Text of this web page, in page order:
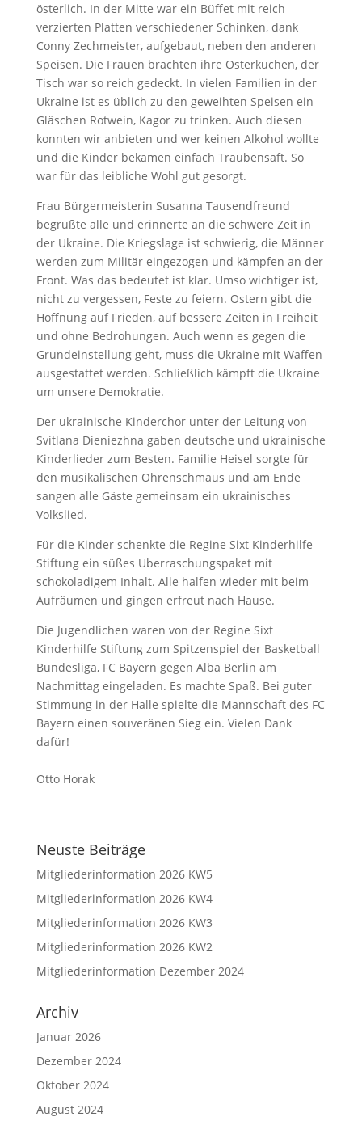
österlich. In der Mitte war ein Büffet mit reich
verzierten Platten verschiedener Schinken, dank
Conny Zechmeister, aufgebaut, neben den anderen
Speisen. Die Frauen brachten ihre Osterkuchen, der
Tisch war so reich gedeckt. In vielen Familien in der
Ukraine ist es üblich zu den geweihten Speisen ein
Gläschen Rotwein, Kagor zu trinken. Auch diesen
konnten wir anbieten und wer keinen Alkohol wollte
und die Kinder bekamen einfach Traubensaft. So
war für das leibliche Wohl gut gesorgt.
Frau Bürgermeisterin Susanna Tausendfreund
begrüßte alle und erinnerte an die schwere Zeit in
der Ukraine. Die Kriegslage ist schwierig, die Männer
werden zum Militär eingezogen und kämpfen an der
Front. Was das bedeutet ist klar. Umso wichtiger ist,
nicht zu vergessen, Feste zu feiern. Ostern gibt die
Hoffnung auf Frieden, auf bessere Zeiten in Freiheit
und ohne Bedrohungen. Auch wenn es gegen die
Grundeinstellung geht, muss die Ukraine mit Waffen
ausgestattet werden. Schließlich kämpft die Ukraine
um unsere Demokratie.
Der ukrainische Kinderchor unter der Leitung von
Svitlana Dieniezhna gaben deutsche und ukrainische
Kinderlieder zum Besten. Familie Heisel sorgte für
den musikalischen Ohrenschmaus und am Ende
sangen alle Gäste gemeinsam ein ukrainisches
Volkslied.
Für die Kinder schenkte die Regine Sixt Kinderhilfe
Stiftung ein süßes Überraschungspaket mit
schokoladigem Inhalt. Alle halfen wieder mit beim
Aufräumen und gingen erfreut nach Hause.
Die Jugendlichen waren von der Regine Sixt
Kinderhilfe Stiftung zum Spitzenspiel der Basketball
Bundesliga, FC Bayern gegen Alba Berlin am
Nachmittag eingeladen. Es machte Spaß. Bei guter
Stimmung in der Halle spielte die Mannschaft des FC
Bayern einen souveränen Sieg ein. Vielen Dank
dafür!
Otto Horak
Neuste Beiträge
Mitgliederinformation 2026 KW5
Mitgliederinformation 2026 KW4
Mitgliederinformation 2026 KW3
Mitgliederinformation 2026 KW2
Mitgliederinformation Dezember 2024
Archiv
Januar 2026
Dezember 2024
Oktober 2024
August 2024